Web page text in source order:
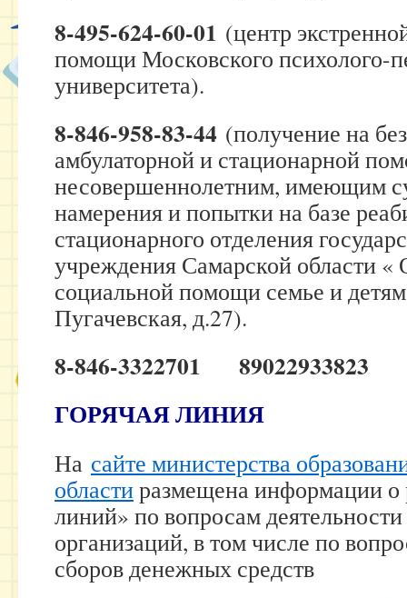
8-495-624-60-01 (центр
помощи Московского психолого-
университета).
8-846-958-83-44 (получение на
амбулаторной и стационарной
несовершеннолетним, имеющим
намерения и попытки на базе
стационарного отделения
учреждения Самарской области «
социальной помощи семье и
Пугачевская, д.27).
8-846-3322701
89022933823
ГОРЯЧАЯ ЛИНИЯ
На сайте министерства
областиразмещена информации о
линий» по вопросам
организаций, в том числе по
сборов денежных средств